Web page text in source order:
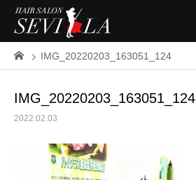
IMG_20220203_163051_124
IMG_20220203_163051_124
2022.02.03